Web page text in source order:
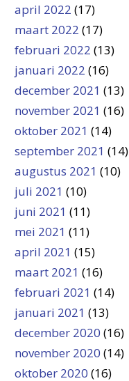
april 2022 (17)
maart 2022 (17)
februari 2022 (13)
januari 2022 (16)
december 2021 (13)
november 2021 (16)
oktober 2021 (14)
september 2021 (14)
augustus 2021 (10)
juli 2021 (10)
juni 2021 (11)
mei 2021 (11)
april 2021 (15)
maart 2021 (16)
februari 2021 (14)
januari 2021 (13)
december 2020 (16)
november 2020 (14)
oktober 2020 (16)